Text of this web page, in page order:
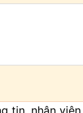
tin, nhân